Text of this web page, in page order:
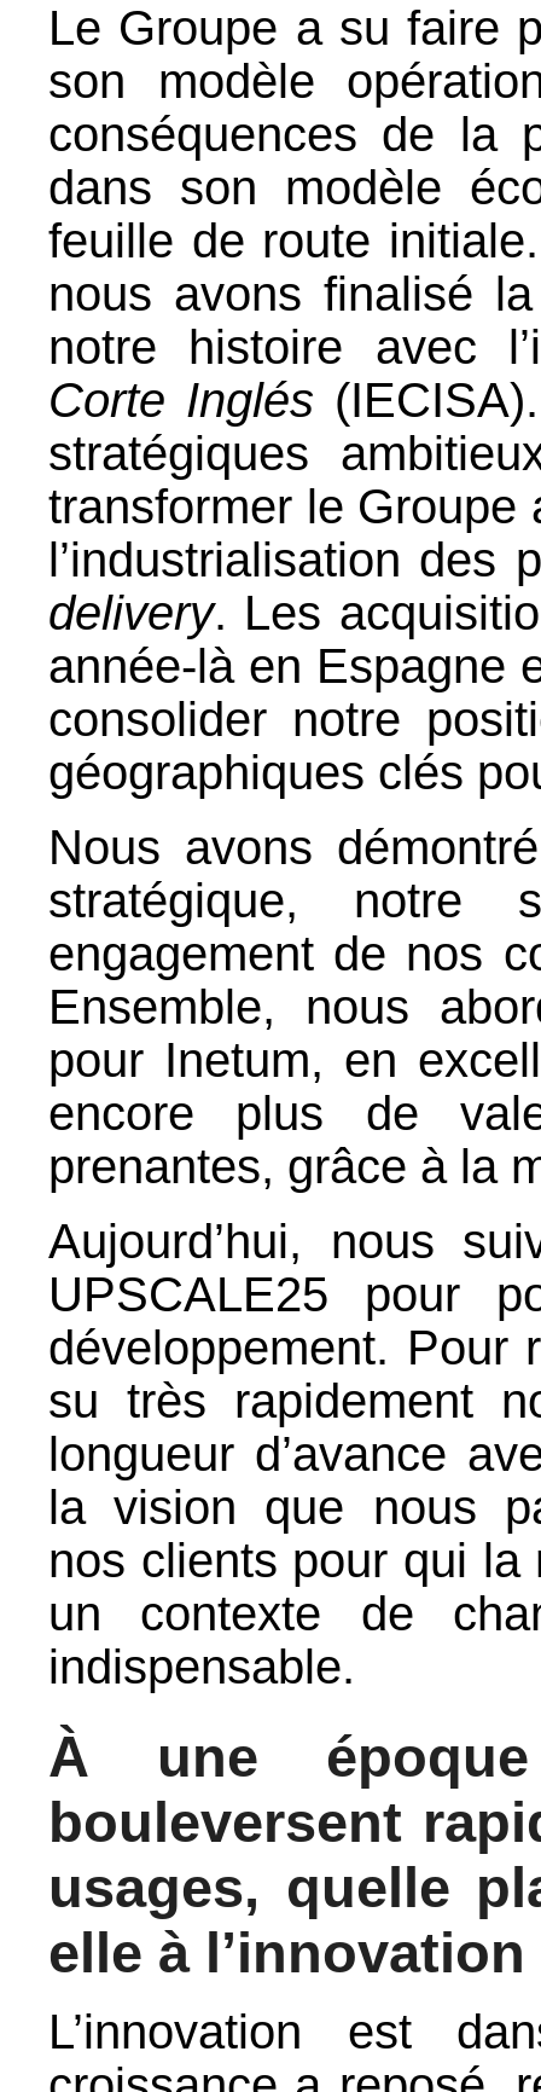
Le Groupe a su faire
son modèle
conséquences de la
dans son modèle
feuille de route
nous avons finalisé
notre histoire avec
Corte Inglés
stratégiques
transformer le Groupe
l’industrialisation des
delivery. Les
année-là en Espagne
consolider notre
géographiques clés
Nous avons
stratégique, notre
engagement de nos
Ensemble, nous
pour Inetum, en
encore plus de
prenantes, grâce à la
Aujourd’hui, nous
UPSCALE25 pour
développement. Pour
su très rapidement
longueur d’avance
la vision que nous
nos clients pour qui
un contexte de
indispensable.
À une
bouleversent
usages, quelle
elle à l’innovation
L’innovation est